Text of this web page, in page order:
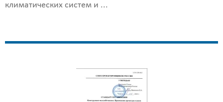
климатических систем и ...